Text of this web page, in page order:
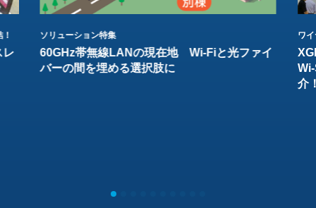
レ
ソリューション特集
60GHz帯無線LANの現在地 Wi-Fiと光ファイ
バーの間を埋める選択肢に
ワ
介